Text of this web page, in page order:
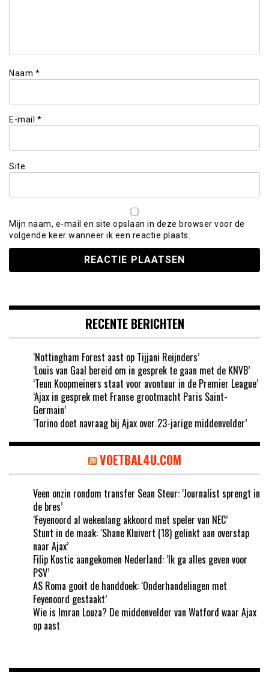
Naam *
E-mail *
Site
Mijn naam, e-mail en site opslaan in deze browser voor de
volgende keer wanneer ik een reactie plaats.
RECENTE BERICHTEN
‘Nottingham Forest aast op Tijjani Reijnders’
‘Louis van Gaal bereid om in gesprek te gaan met de KNVB’
‘Teun Koopmeiners staat voor avontuur in de Premier League’
‘Ajax in gesprek met Franse grootmacht Paris Saint-
Germain’
‘Torino doet navraag bij Ajax over 23-jarige middenvelder’
VOETBAL4U.COM
Veen onzin rondom transfer Sean Steur: ‘Journalist sprengt in
de bres’
‘Feyenoord al wekenlang akkoord met speler van NEC’
Stunt in de maak: ‘Shane Kluivert (18) gelinkt aan overstap
naar Ajax’
Filip Kostic aangekomen Nederland: ‘Ik ga alles geven voor
PSV’
AS Roma gooit de handdoek: ‘Onderhandelingen met
Feyenoord gestaakt’
Wie is Imran Louza? De middenvelder van Watford waar Ajax
op aast